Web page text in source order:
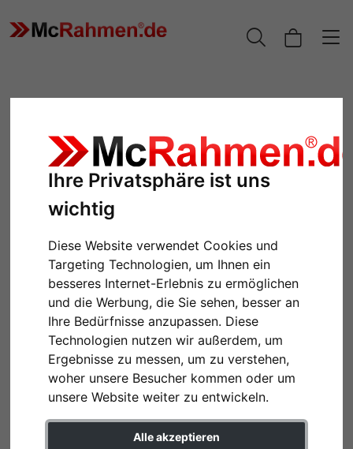
Ihre Privatsphäre ist uns
wichtig
Diese Website verwendet Cookies und
Targeting Technologien, um Ihnen ein
besseres Internet-Erlebnis zu ermöglichen
und die Werbung, die Sie sehen, besser an
Ihre Bedürfnisse anzupassen. Diese
Technologien nutzen wir außerdem, um
Ergebnisse zu messen, um zu verstehen,
woher unsere Besucher kommen oder um
unsere Website weiter zu entwickeln.
Alle akzeptieren
Zurück